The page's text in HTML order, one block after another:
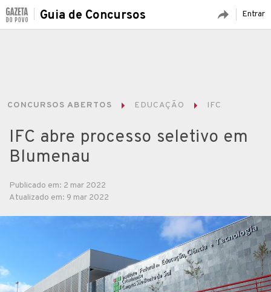
Entrar
Guia de Concursos
CONCURSOS ABERTOS EDUCAÇÃO IFC
IFC abre processo seletivo em
Blumenau
Publicado em: 2 mar 2022
Atualizado em: 9 mar 2022